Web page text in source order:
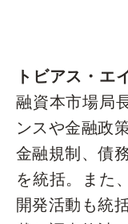
トビアス・エ
融資本市場局長
ンスや金融政
金融規制、債
を統括。また
開発活動も統